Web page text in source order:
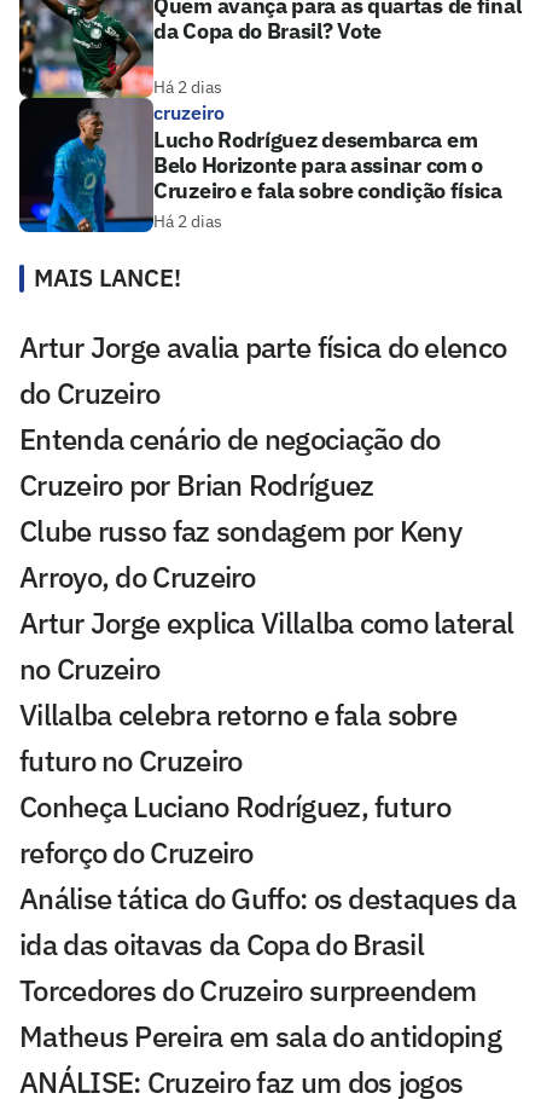
Quem avança para as quartas de final
da Copa do Brasil? Vote
Há 2 dias
cruzeiro
Lucho Rodríguez desembarca em
Belo Horizonte para assinar com o
Cruzeiro e fala sobre condição física
Há 2 dias
MAIS LANCE!
Artur Jorge avalia parte física do elenco
do Cruzeiro
Entenda cenário de negociação do
Cruzeiro por Brian Rodríguez
Clube russo faz sondagem por Keny
Arroyo, do Cruzeiro
Artur Jorge explica Villalba como lateral
no Cruzeiro
Villalba celebra retorno e fala sobre
futuro no Cruzeiro
Conheça Luciano Rodríguez, futuro
reforço do Cruzeiro
Análise tática do Guffo: os destaques da
ida das oitavas da Copa do Brasil
Torcedores do Cruzeiro surpreendem
Matheus Pereira em sala do antidoping
ANÁLISE: Cruzeiro faz um dos jogos